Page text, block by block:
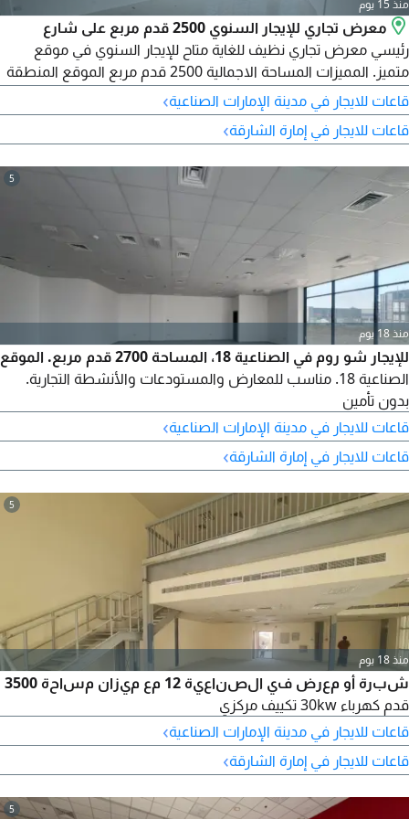
منذ 15 يوم
معرض تجاري للإيجار السنوي 2500 قدم مربع على شارع
رئيسي معرض تجاري نظيف للغاية متاح للإيجار السنوي في موقع
متميز. المميزات المساحة الاجمالية 2500 قدم مربع الموقع المنطقة
الصناعية 18 الشارقة يقع على شارع رئيسي منطقة تحميل وتفريغ
متاحة موقف سيارات متاح طابق نصفي داخلي مطبخ تحضيري حمام
سقف مرتفع سهولة الوصول الى الطرق الرئيسية والمداخل والمخارج
قاعات للايجار في مدينة الإمارات الصناعية›
قاعات للايجار في إمارة الشارقة›
5
منذ 18 يوم
للإيجار شو روم في الصناعية 18، المساحة 2700 قدم مربع. الموقع
الصناعية 18. مناسب للمعارض والمستودعات والأنشطة التجارية.
بدون تأمين
قاعات للايجار في مدينة الإمارات الصناعية›
قاعات للايجار في إمارة الشارقة›
5
منذ 18 يوم
شبرة أو معرض في الصناعية 12 مع ميزان مساحة 3500
قدم كهرباء 30kw تكييف مركزي
قاعات للايجار في مدينة الإمارات الصناعية›
قاعات للايجار في إمارة الشارقة›
5